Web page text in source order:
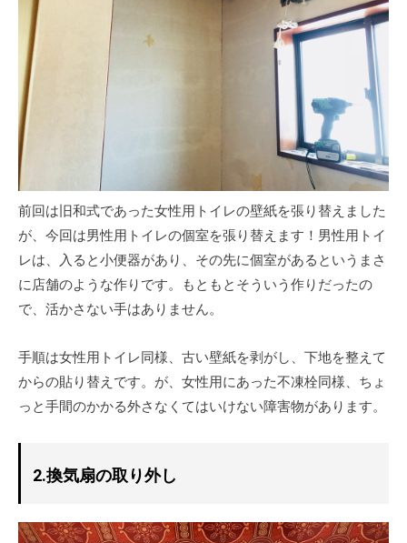
前回は旧和式であった女性用トイレの壁紙を張り替えました
が、今回は男性用トイレの個室を張り替えます！男性用トイ
レは、入ると小便器があり、その先に個室があるというまさ
に店舗のような作りです。もともとそういう作りだったの
で、活かさない手はありません。
手順は女性用トイレ同様、古い壁紙を剥がし、下地を整えて
からの貼り替えです。が、女性用にあった不凍栓同様、ちょ
っと手間のかかる外さなくてはいけない障害物があります。
2.換気扇の取り外し